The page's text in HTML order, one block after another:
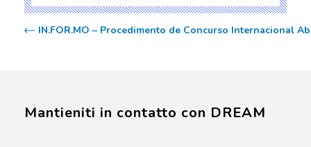
IN.FOR.MO – Procedimento de Concurso Internacional
Mantieniti in contatto con DREAM